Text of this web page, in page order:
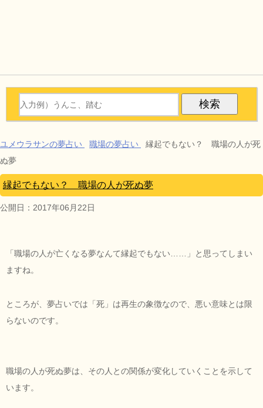
ユメウラサンの夢占い 職場の夢占い
縁起でもない？ 職場の人が死
ぬ夢
縁起でもない？ 職場の人が死ぬ夢
公開日： 2017年06月22日
「職場の人が亡くなる夢なんて縁起でもない……」と思ってしまい
ますね。
ところが、夢占いでは「死」は再生の象徴なので、悪い意味とは限
らないのです。
職場の人が死ぬ夢は、その人との関係が変化していくことを示して
います。